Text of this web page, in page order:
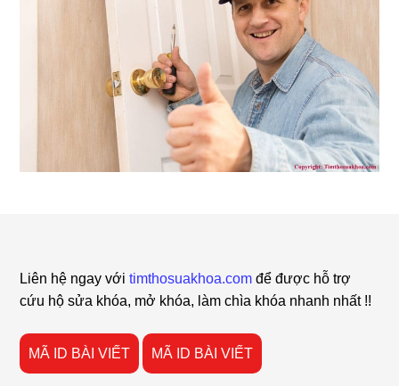
Liên hệ ngay vớitimthosuakhoa.com để được hỗ trợ
cứu hộ sửa khóa, mở khóa, làm chìa khóa nhanh nhất !!
MÃ ID BÀI VIẾT MÃ ID BÀI VIẾT